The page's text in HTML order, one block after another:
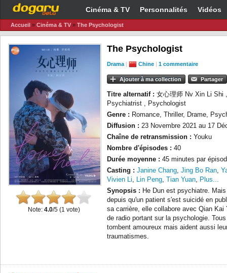
Cinéma & TV Personnalités Vidéos
Accueil » Cinéma & TV » The Psychologist
Note: 4.0/5 (1 vote)
The Psychologist
Drama | Chine | 1 commentaire
Ajouter à ma collection Partager
Titre alternatif : 女心理师 Nv Xin Li Shi
Psychiatrist , Psychologist
Genre : Romance, Thriller, Drame,
Diffusion : 23 Novembre 2021 au 17
Chaîne de retransmission : Youku
Nombre d'épisodes : 40
Durée moyenne : 45 minutes par
Casting : Janine Chang, Jing Bo Ran,
Vivien Li, Lin Peng, Tian Yuan, Plus...
Synopsis : He Dun est psychiatre.
depuis qu'un patient s'est suicidé en
sa carrière, elle collabore avec Qian Kai
de radio portant sur la psychologie.
tombent amoureux mais aident aussi
traumatismes.